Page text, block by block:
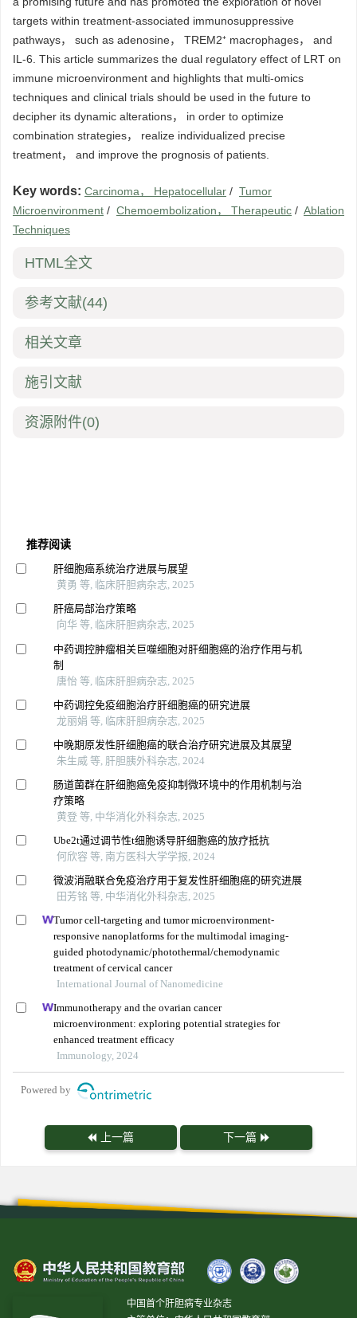
targets within treatment-associated immunosuppressive
pathways， such as adenosine， TREM2⁺ macrophages， and
IL-6. This article summarizes the dual regulatory effect of LRT on
immune microenvironment and highlights that multi-omics
techniques and clinical trials should be used in the future to
decipher its dynamic alterations， in order to optimize
combination strategies， realize individualized precise
treatment， and improve the prognosis of patients.
Key words: Carcinoma， Hepatocellular / Tumor
Microenvironment / Chemoembolization， Therapeutic / Ablation
Techniques
HTML全文
参考文献(44)
相关文章
施引文献
资源附件(0)
推荐阅读
肝细胞癌系统治疗进展与展望
黄勇 等, 临床肝胆病杂志, 2025
肝癌局部治疗策略
向华 等, 临床肝胆病杂志, 2025
中药调控肿瘤相关巨噬细胞对肝细胞癌的治疗作用与机
制
唐怡 等, 临床肝胆病杂志, 2025
中药调控免疫细胞治疗肝细胞癌的研究进展
龙丽娟 等, 临床肝胆病杂志, 2025
中晚期原发性肝细胞癌的联合治疗研究进展及其展望
朱生威 等, 肝胆胰外科杂志, 2024
肠道菌群在肝细胞癌免疫抑制微环境中的作用机制与治
疗策略
黄登 等, 中华消化外科杂志, 2025
Ube2t通过调节性t细胞诱导肝细胞癌的放疗抵抗
何欣容 等, 南方医科大学学报, 2024
微波消融联合免疫治疗用于复发性肝细胞癌的研究进展
田芳铭 等, 中华消化外科杂志, 2025
Tumor cell-targeting and tumor microenvironment-
responsive nanoplatforms for the multimodal imaging-
guided photodynamic/photothermal/chemodynamic
treatment of cervical cancer
International Journal of Nanomedicine
Immunotherapy and the ovarian cancer
microenvironment: exploring potential strategies for
enhanced treatment efficacy
Immunology, 2024
Powered by
上一篇 下一篇
中国首个肝胆病专业杂志